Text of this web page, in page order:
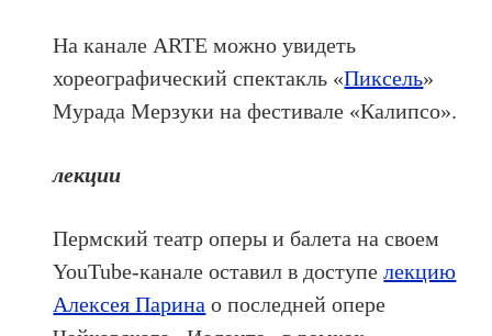
На канале ARTE можно увидеть
хореографический спектакль «Пиксель»
Мурада Мерзуки на фестивале «Калипсо».
лекции
Пермский театр оперы и балета на своем
YouTube-канале оставил в доступелекцию
Алексея Парина о последней опере